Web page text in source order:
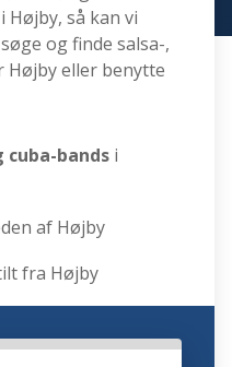
så kan vi
og finde salsa-,
eller benytte
cuba-bands i
af Højby
fra Højby